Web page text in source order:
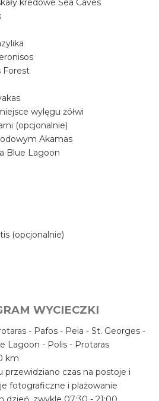
kredowe Sea Caves
Forest
wylęgu żółwi
(opcjonalnie)
Akamas
Blue Lagoon
(opcjonalnie)
WYCIECZKI
- Pafos - Peia - St. Georges -
Lagoon - Polis - Protaras
km
przewidziano czas na postoje i
fotograficzne i plażowanie